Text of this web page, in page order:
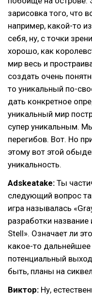
зарисовка того, что
например, какой-то
себя, ну, с точки
хорошо, как
мир весь и
создать очень
то уникальный по-
дать конкретное
уникальный мир
супер уникальным.
перегибов. Вот. Но
этому вот этой
уникальность.
Adskeatake: Ты
следующий вопрос
игра называлась
разработки
Stell». Означает ли
какое-то дальнейшее
потенциальный
быть, планы на
Виктор: Ну,